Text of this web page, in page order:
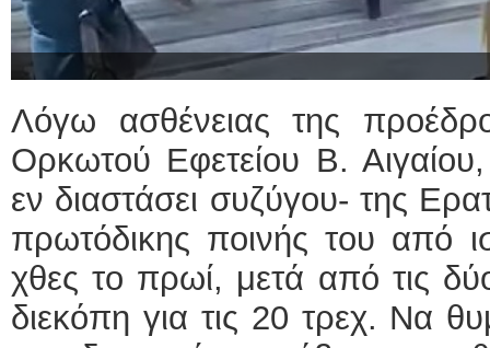
Λόγω ασθένειας της
Ορκωτού Εφετείου Β.
εν διαστάσει συζύγου- της
πρωτόδικης ποινής του από
χθες το πρωί, μετά από τις
διεκόπη για τις 20 τρεχ. Να